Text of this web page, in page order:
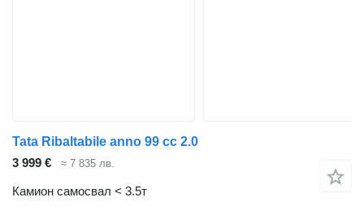
Tata Ribaltabile anno 99 cc 2.0
3 999 €
≈ 7 835 лв.
Камион самосвал < 3.5т